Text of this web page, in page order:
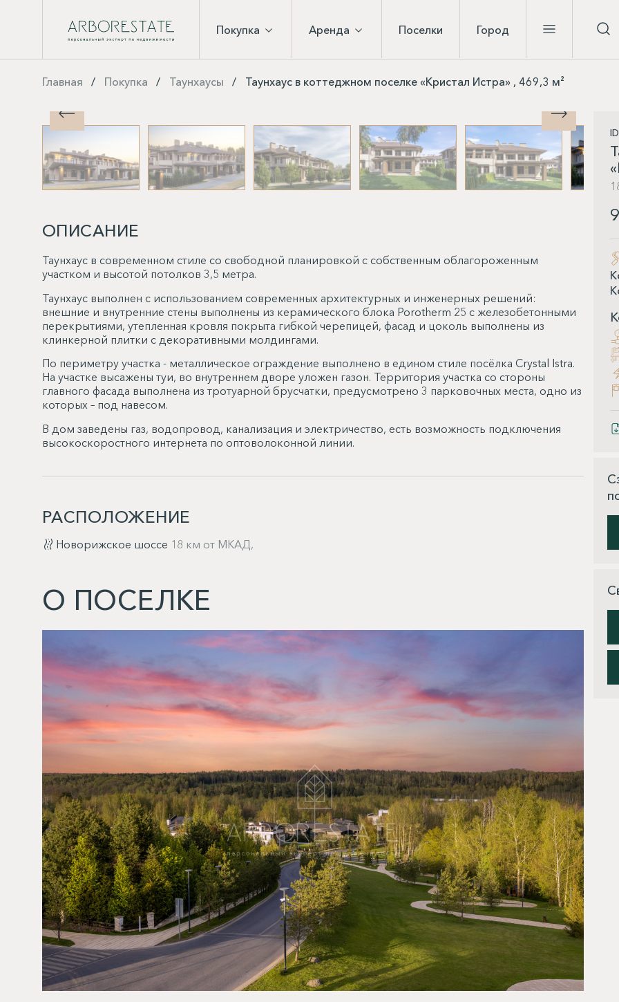
Покупка Аренда Поселки Город
Главная Покупка Таунхаусы Таунхаус в коттеджном поселке «Кристал Истра» , 469,3 м²
ОПИСАНИЕ
Таунхаус в современном стиле со свободной планировкой с собственным облагороженным
участком и высотой потолков 3,5 метра.
Таунхаус выполнен с использованием современных архитектурных и инженерных решений:
внешние и внутренние стены выполнены из керамического блока Porotherm 25 с железобетонными
перекрытиями, утепленная кровля покрыта гибкой черепицей, фасад и цоколь выполнены из
клинкерной плитки с декоративными молдингами.
По периметру участка - металлическое ограждение выполнено в едином стиле посёлка Crystal Istra.
На участке высажены туи, во внутреннем дворе уложен газон. Территория участка со стороны
главного фасада выполнена из тротуарной брусчатки, предусмотрено 3 парковочных места, одно из
которых – под навесом.
В дом заведены газ, водопровод, канализация и электричество, есть возможность подключения
высокоскоростного интернета по оптоволоконной линии.
РАСПОЛОЖЕНИЕ
Новорижское шоссе 18 км от МКАД,
О ПОСЕЛКЕ